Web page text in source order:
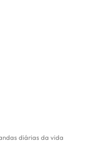
diárias da vida